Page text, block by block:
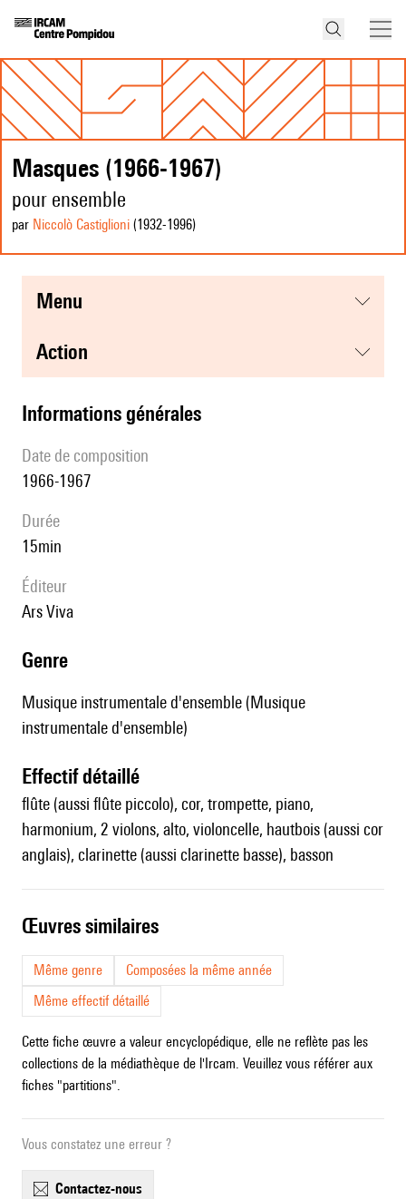
Masques (1966-1967)
pour ensemble
par Niccolò Castiglioni (1932-1996)
menu
action
informations générales
date de composition
1966-1967
durée
15min
éditeur
Ars Viva
genre
Musique instrumentale d'ensemble (Musique
instrumentale d'ensemble)
effectif détaillé
flûte (aussi flûte piccolo), cor, trompette, piano,
harmonium, 2 violons, alto, violoncelle, hautbois (aussi cor
anglais), clarinette (aussi clarinette basse), basson
œuvres similaires
Même genre
Composées la même année
Même effectif détaillé
Cette fiche œuvre a valeur encyclopédique, elle ne reflète pas les
collections de la médiathèque de l'Ircam. Veuillez vous référer aux
fiches "partitions".
Vous constatez une erreur ?
contactez-nous